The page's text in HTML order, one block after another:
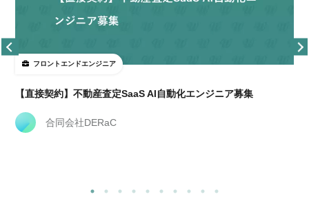
フロントエンドエンジニア
【直接契約】不動産査定SaaS AI自動化エンジニア募集
合同会社DERaC